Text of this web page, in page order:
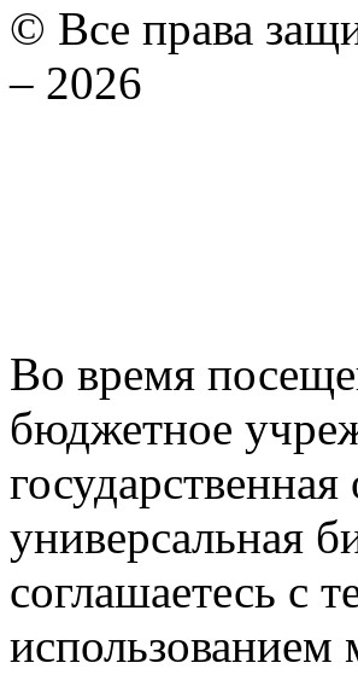
© Все права
– 2026
Во время
бюджетное
универсальная
соглашаетесь с